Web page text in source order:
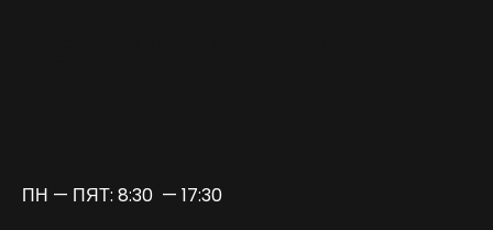
ПН — ПЯТ: 8:30 — 17:30